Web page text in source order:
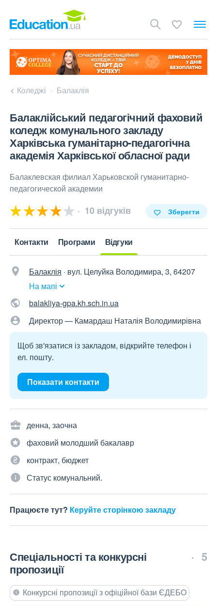
Коледжі Балаклія
Балаклійський педагогічний фаховий
коледж комунального закладу
Харківська гуманітарно-педагогічна
академія Харківської обласної ради
Балаклевская филиал Харьковской гуманитарно-
педагогической академии
10 відгуків Зберегти
Контакти Програми Відгуки
Балаклія · вул. Целуйка Володимира, 3, 64207
На мапі
balakliya-gpa.kh.sch.in.ua
Директор — Камардаш Наталія Володимирівна
Щоб зв'язатися із закладом, відкрийте телефон і
ел. пошту.
Показати контакти
денна, заочна
фаховий молодший бакалавр
контракт, бюджет
Статус комунальний.
Працюєте тут? Керуйте сторінкою закладу
Спеціальності та конкурсні
пропозиції
5
Конкурсні пропозиції з офіційної бази ЄДЕБО